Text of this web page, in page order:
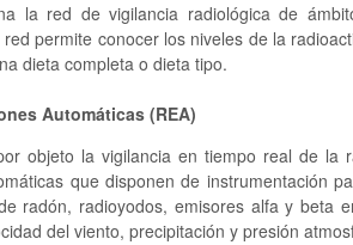
la red de vigilancia radiológica de
permite conocer los niveles de la
dieta completa o dieta tipo.
Automáticas (REA)
objeto la vigilancia en tiempo real de la
que disponen de instrumentación
radón, radioyodos, emisores alfa y beta
del viento, precipitación y presión